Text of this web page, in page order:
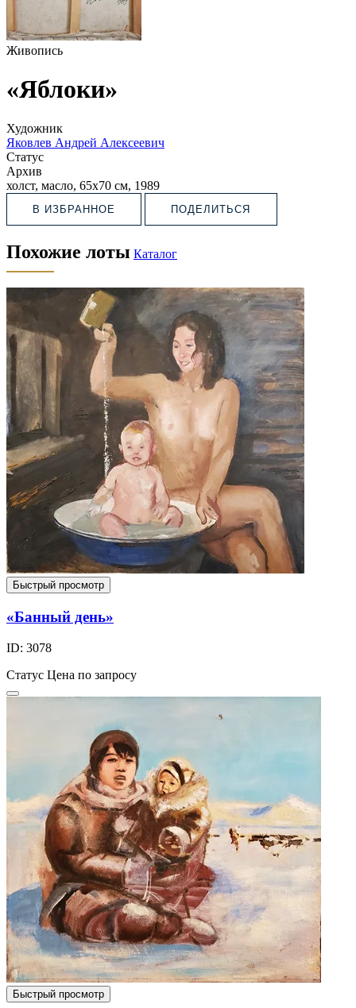
Живопись
«Яблоки»
Художник
Яковлев Андрей Алексеевич
Статус
Архив
холст, масло, 65х70 см, 1989
В ИЗБРАННОЕ ПОДЕЛИТЬСЯ
Похожие лоты Каталог
Быстрый просмотр
«Банный день»
ID: 3078
Статус Цена по запросу
Быстрый просмотр